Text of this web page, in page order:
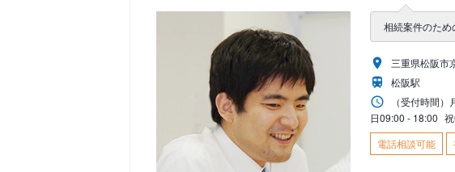
相続案件のた
三重県松阪市
松阪駅
（受付時間）
日09:00 - 18:00 祝
電話相談可能